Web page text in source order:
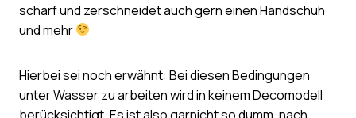
scharf und zerschneidet auch gern einen Handschuh
und mehr
Hierbei sei noch erwähnt: Bei diesen Bedingungen
unter Wasser zu arbeiten wird in keinem Decomodell